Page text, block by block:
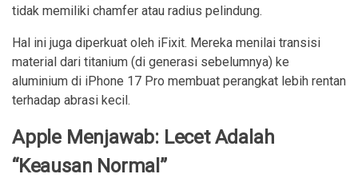
tidak memiliki chamfer atau radius pelindung.
Hal ini juga diperkuat oleh iFixit. Mereka menilai transisi
material dari titanium (di generasi sebelumnya) ke
aluminium di iPhone 17 Pro membuat perangkat lebih rentan
terhadap abrasi kecil.
Apple Menjawab: Lecet Adalah
“Keausan Normal”